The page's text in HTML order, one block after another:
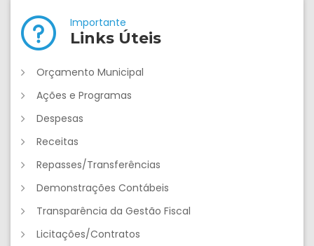
Importante
Links Úteis
Orçamento Municipal
Ações e Programas
Despesas
Receitas
Repasses/Transferências
Demonstrações Contábeis
Transparência da Gestão Fiscal
Licitações/Contratos